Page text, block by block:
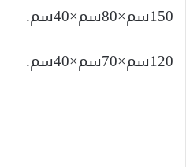
150سم×80سم×40سم.
120سم×70سم×40سم.